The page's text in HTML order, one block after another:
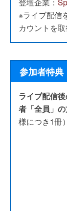
※ライブ配信
カウントを
参加者特典
ライブ配信
者「全員」の
様につき1冊）